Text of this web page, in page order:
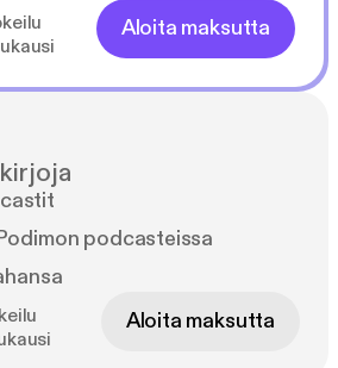
Aloita maksutta
podcasteissa
Aloita maksutta